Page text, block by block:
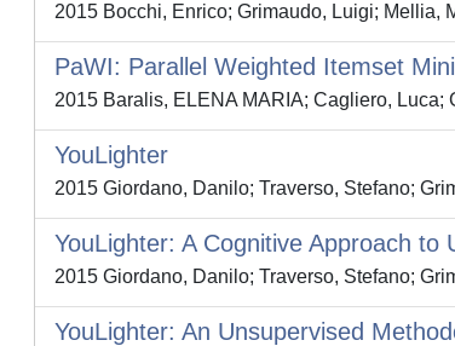
2015 Bocchi, Enrico; Grimaudo, Luigi; Mellia,
PaWI: Parallel Weighted Itemset
2015 Baralis, ELENA MARIA; Cagliero, Luca;
YouLighter
2015 Giordano, Danilo; Traverso, Stefano;
YouLighter: A Cognitive Approach to
2015 Giordano, Danilo; Traverso, Stefano;
YouLighter: An Unsupervised